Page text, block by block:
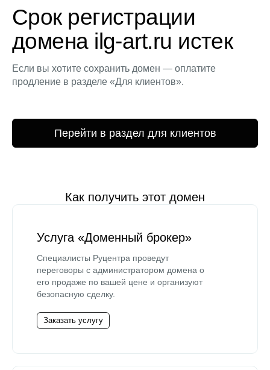
Срок регистрации
домена ilg-art.ru истек
Если вы хотите сохранить домен — оплатите
продление в разделе «Для клиентов».
Перейти в раздел для клиентов
Как получить этот домен
Услуга «Доменный брокер»
Специалисты Руцентра проведут
переговоры с администратором домена о
его продаже по вашей цене и организуют
безопасную сделку.
Заказать услугу